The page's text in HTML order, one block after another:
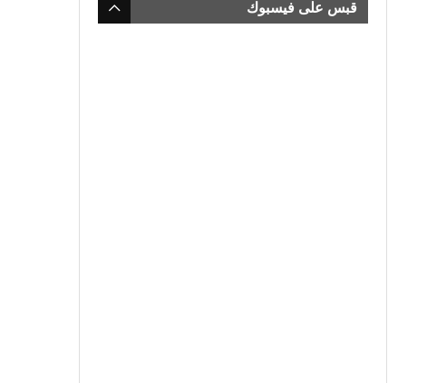
قبس على فيسبوك